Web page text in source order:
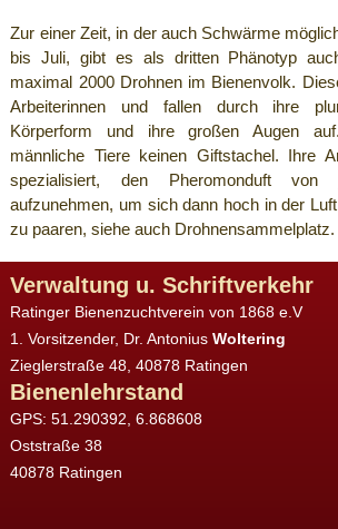
Zur einer Zeit, in der auch Schwärme
bis Juli, gibt es als dritten Phänotyp
maximal 2000 Drohnen im Bienenvolk.
Arbeiterinnen und fallen durch ihre
Körperform und ihre großen Augen
männliche Tiere keinen Giftstachel. Ihre
spezialisiert, den Pheromonduft von
aufzunehmen, um sich dann hoch in der
zu paaren, siehe auch Drohnensammelplatz.
Verwaltung u. Schriftverkehr
Ratinger Bienenzuchtverein von 1868 e.V
1. Vorsitzender, Dr. Antonius Woltering
Zieglerstraße 48, 40878 Ratingen
Bienenlehrstand
GPS: 51.290392, 6.868608
Oststraße 38
40878 Ratingen